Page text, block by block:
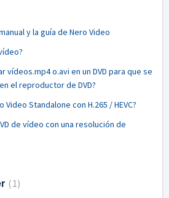
y la guía de Nero Video
vídeos.mp4 o.avi en un DVD para que se
el reproductor de DVD?
Video Standalone con H.265 / HEVC?
de vídeo con una resolución de
1